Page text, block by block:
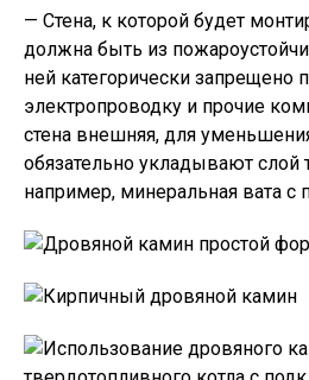
— Стена, к которой будет
должна быть из
ней категорически запрещено
электропроводку и прочие
стена внешняя, для
обязательно укладывают слой
например, минеральная вата с